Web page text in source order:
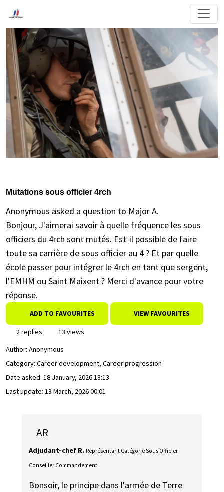
Mutations sous officier 4rch
Anonymous asked a question to Major A.
Bonjour, J'aimerai savoir à quelle fréquence les sous
officiers du 4rch sont mutés. Est-il possible de faire
toute sa carrière de sous officier au 4 ? Et par quelle
école passer pour intégrer le 4rch en tant que sergent,
l'EMHM ou Saint Maixent ? Merci d'avance pour votre
réponse.
ADD TO FAVOURITES VIEW FAVOURITES
2 replies
13 views
Author: Anonymous
Category: Career development, Career progression
Date asked: 18 January, 2026 13:13
Last update: 13 March, 2026 00:01
AR
Adjudant-chef R. Représentant Catégorie Sous Officier
Conseiller Commandement
Bonsoir, le principe dans l'armée de Terre